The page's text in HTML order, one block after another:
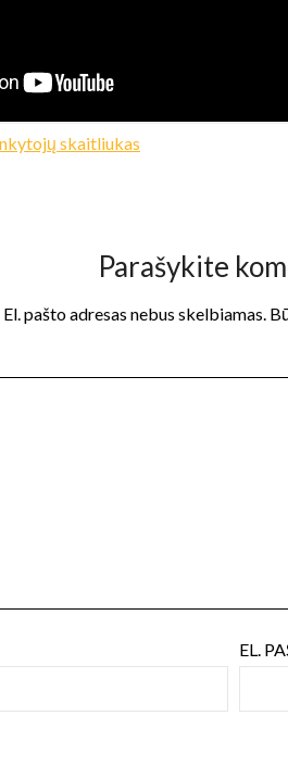
Parašykite
El. pašto adresas nebus skelbiamas.
EL.